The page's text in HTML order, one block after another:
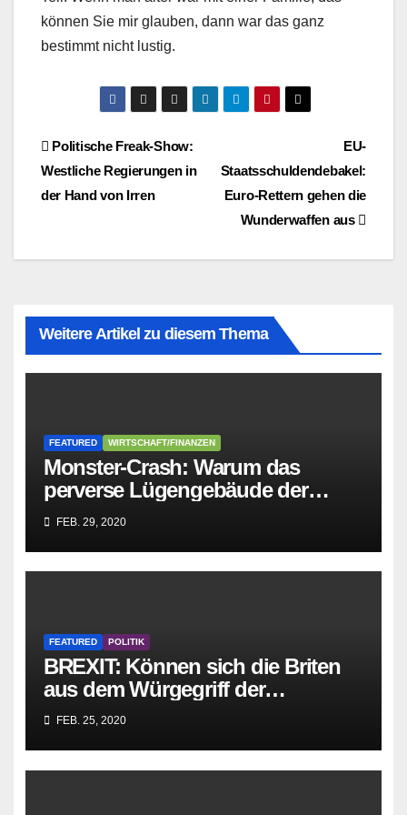
können Sie mir glauben, dann war das ganz
bestimmt nicht lustig.
Beitragsnavigation
EU-
Staatsschuldendebakel:
Euro-Rettern gehen die
Wunderwaffen aus
Politische Freak-Show:
Westliche Regierungen in
der Hand von Irren
Weitere Artikel zu diesem Thema
FEATURED WIRTSCHAFT/FINANZEN
Monster-Crash: Warum das
perverse Lügengebäude der
Sozialisten in sich
zusammenbricht!
FEB. 29, 2020
FEATURED POLITIK
BREXIT: Können sich die Briten
aus dem Würgegriff der
parasitären EU-Mafia befreien?
FEB. 25, 2020